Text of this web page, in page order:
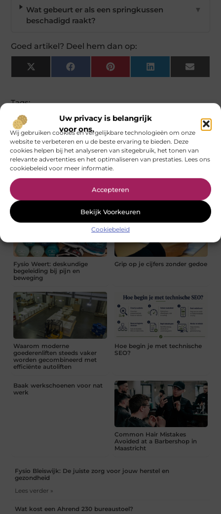
Uw privacy is belangrijk
voor ons.
Wij gebruiken cookies en vergelijkbare technologieën om onze
website te verbeteren en u de beste ervaring te bieden. Deze
cookies helpen bij het analyseren van sitegebruik, het tonen van
relevante advertenties en het optimaliseren van prestaties. Lees ons
cookiebeleid voor meer informatie.
Accepteren
Bekijk Voorkeuren
Cookiebeleid
Wat gebeurt er als een springkussen
beschadigd raakt?
▼
Goed artikel? Deel hem dan op:
X
(Twitter)
FacebookPinterest LinkedIn Email
Tags:
Meer Berichten
Website laten maken
Friesland: een professionele
basis voor online groei
Grond regio Rotterdam: welke
soort past bij uw
Fysio Weert: deskundige
begeleiding bij pijn en
beweging
Grip op je cijfers zonder gedoe
Waarom moderne
goederenliften steeds vaker
worden gecombineerd met
efficiënte autoliften
Hoe begin je met technische
SEO?
Baak werkschoenen voor nat
werk
Common Hair Mistakes
Avoided at a Barbershop in
Maastricht
Fysio Bleiswijk: De juiste zorg voor jouw herstel en
gezondheid
Lees verder »
Wat kost een Ahrend 230 bureaustoel?